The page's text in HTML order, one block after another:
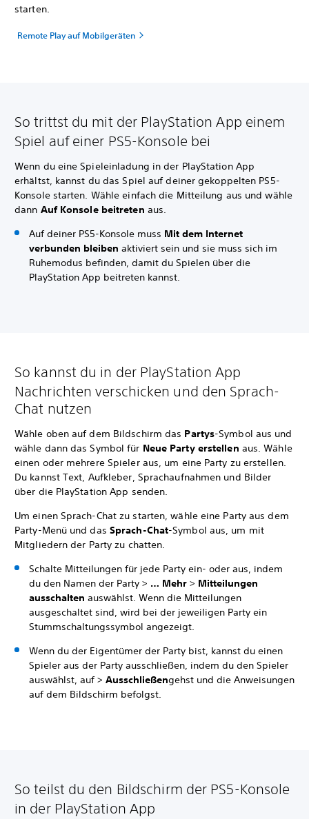
starten.
Remote Play auf Mobilgeräten
So trittst du mit der PlayStation App einem
Spiel auf einer PS5-Konsole bei
Wenn du eine Spieleinladung in der PlayStation App
erhältst, kannst du das Spiel auf deiner gekoppelten PS5-
Konsole starten. Wähle einfach die Mitteilung aus und wähle
dann Auf Konsole beitreten aus.
Auf deiner PS5-Konsole muss Mit dem Internet
verbunden bleiben aktiviert sein und sie muss sich im
Ruhemodus befinden, damit du Spielen über die
PlayStation App beitreten kannst.
So kannst du in der PlayStation App
Nachrichten verschicken und den Sprach-
Chat nutzen
Wähle oben auf dem Bildschirm das Partys-Symbol aus und
wähle dann das Symbol für Neue Party erstellen aus. Wähle
einen oder mehrere Spieler aus, um eine Party zu erstellen.
Du kannst Text, Aufkleber, Sprachaufnahmen und Bilder
über die PlayStation App senden.
Um einen Sprach-Chat zu starten, wähle eine Party aus dem
Party-Menü und das Sprach-Chat-Symbol aus, um mit
Mitgliedern der Party zu chatten.
Schalte Mitteilungen für jede Party ein- oder aus, indem
du den Namen der Party > … Mehr > Mitteilungen
ausschalten auswählst. Wenn die Mitteilungen
ausgeschaltet sind, wird bei der jeweiligen Party ein
Stummschaltungssymbol angezeigt.
Wenn du der Eigentümer der Party bist, kannst du einen
Spieler aus der Party ausschließen, indem du den Spieler
auswählst, auf > Ausschließengehst und die Anweisungen
auf dem Bildschirm befolgst.
So teilst du den Bildschirm der PS5-Konsole
in der PlayStation App